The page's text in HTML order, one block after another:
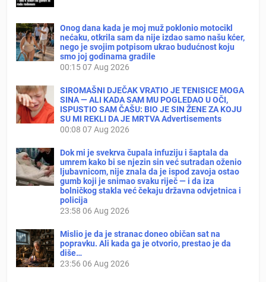
Onog dana kada je moj muž poklonio motocikl
nećaku, otkrila sam da nije izdao samo našu kćer,
nego je svojim potpisom ukrao budućnost koju
smo joj godinama gradile
00:1507 Aug 2026
SIROMAŠNI DJEČAK VRATIO JE TENISICE MOGA
SINA — ALI KADA SAM MU POGLEDAO U OČI,
ISPUSTIO SAM ČAŠU: BIO JE SIN ŽENE ZA KOJU
SU MI REKLI DA JE MRTVA Advertisements
00:08 07 Aug 2026
Dok mi je svekrva čupala infuziju i šaptala da
umrem kako bi se njezin sin već sutradan oženio
ljubavnicom, nije znala da je ispod zavoja ostao
gumb koji je snimao svaku riječ — i da iza
bolničkog stakla već čekaju državna odvjetnica i
policija
23:58 06 Aug 2026
Mislio je da je stranac doneo običan sat na
popravku. Ali kada ga je otvorio, prestao je da
diše…
23:56 06 Aug 2026